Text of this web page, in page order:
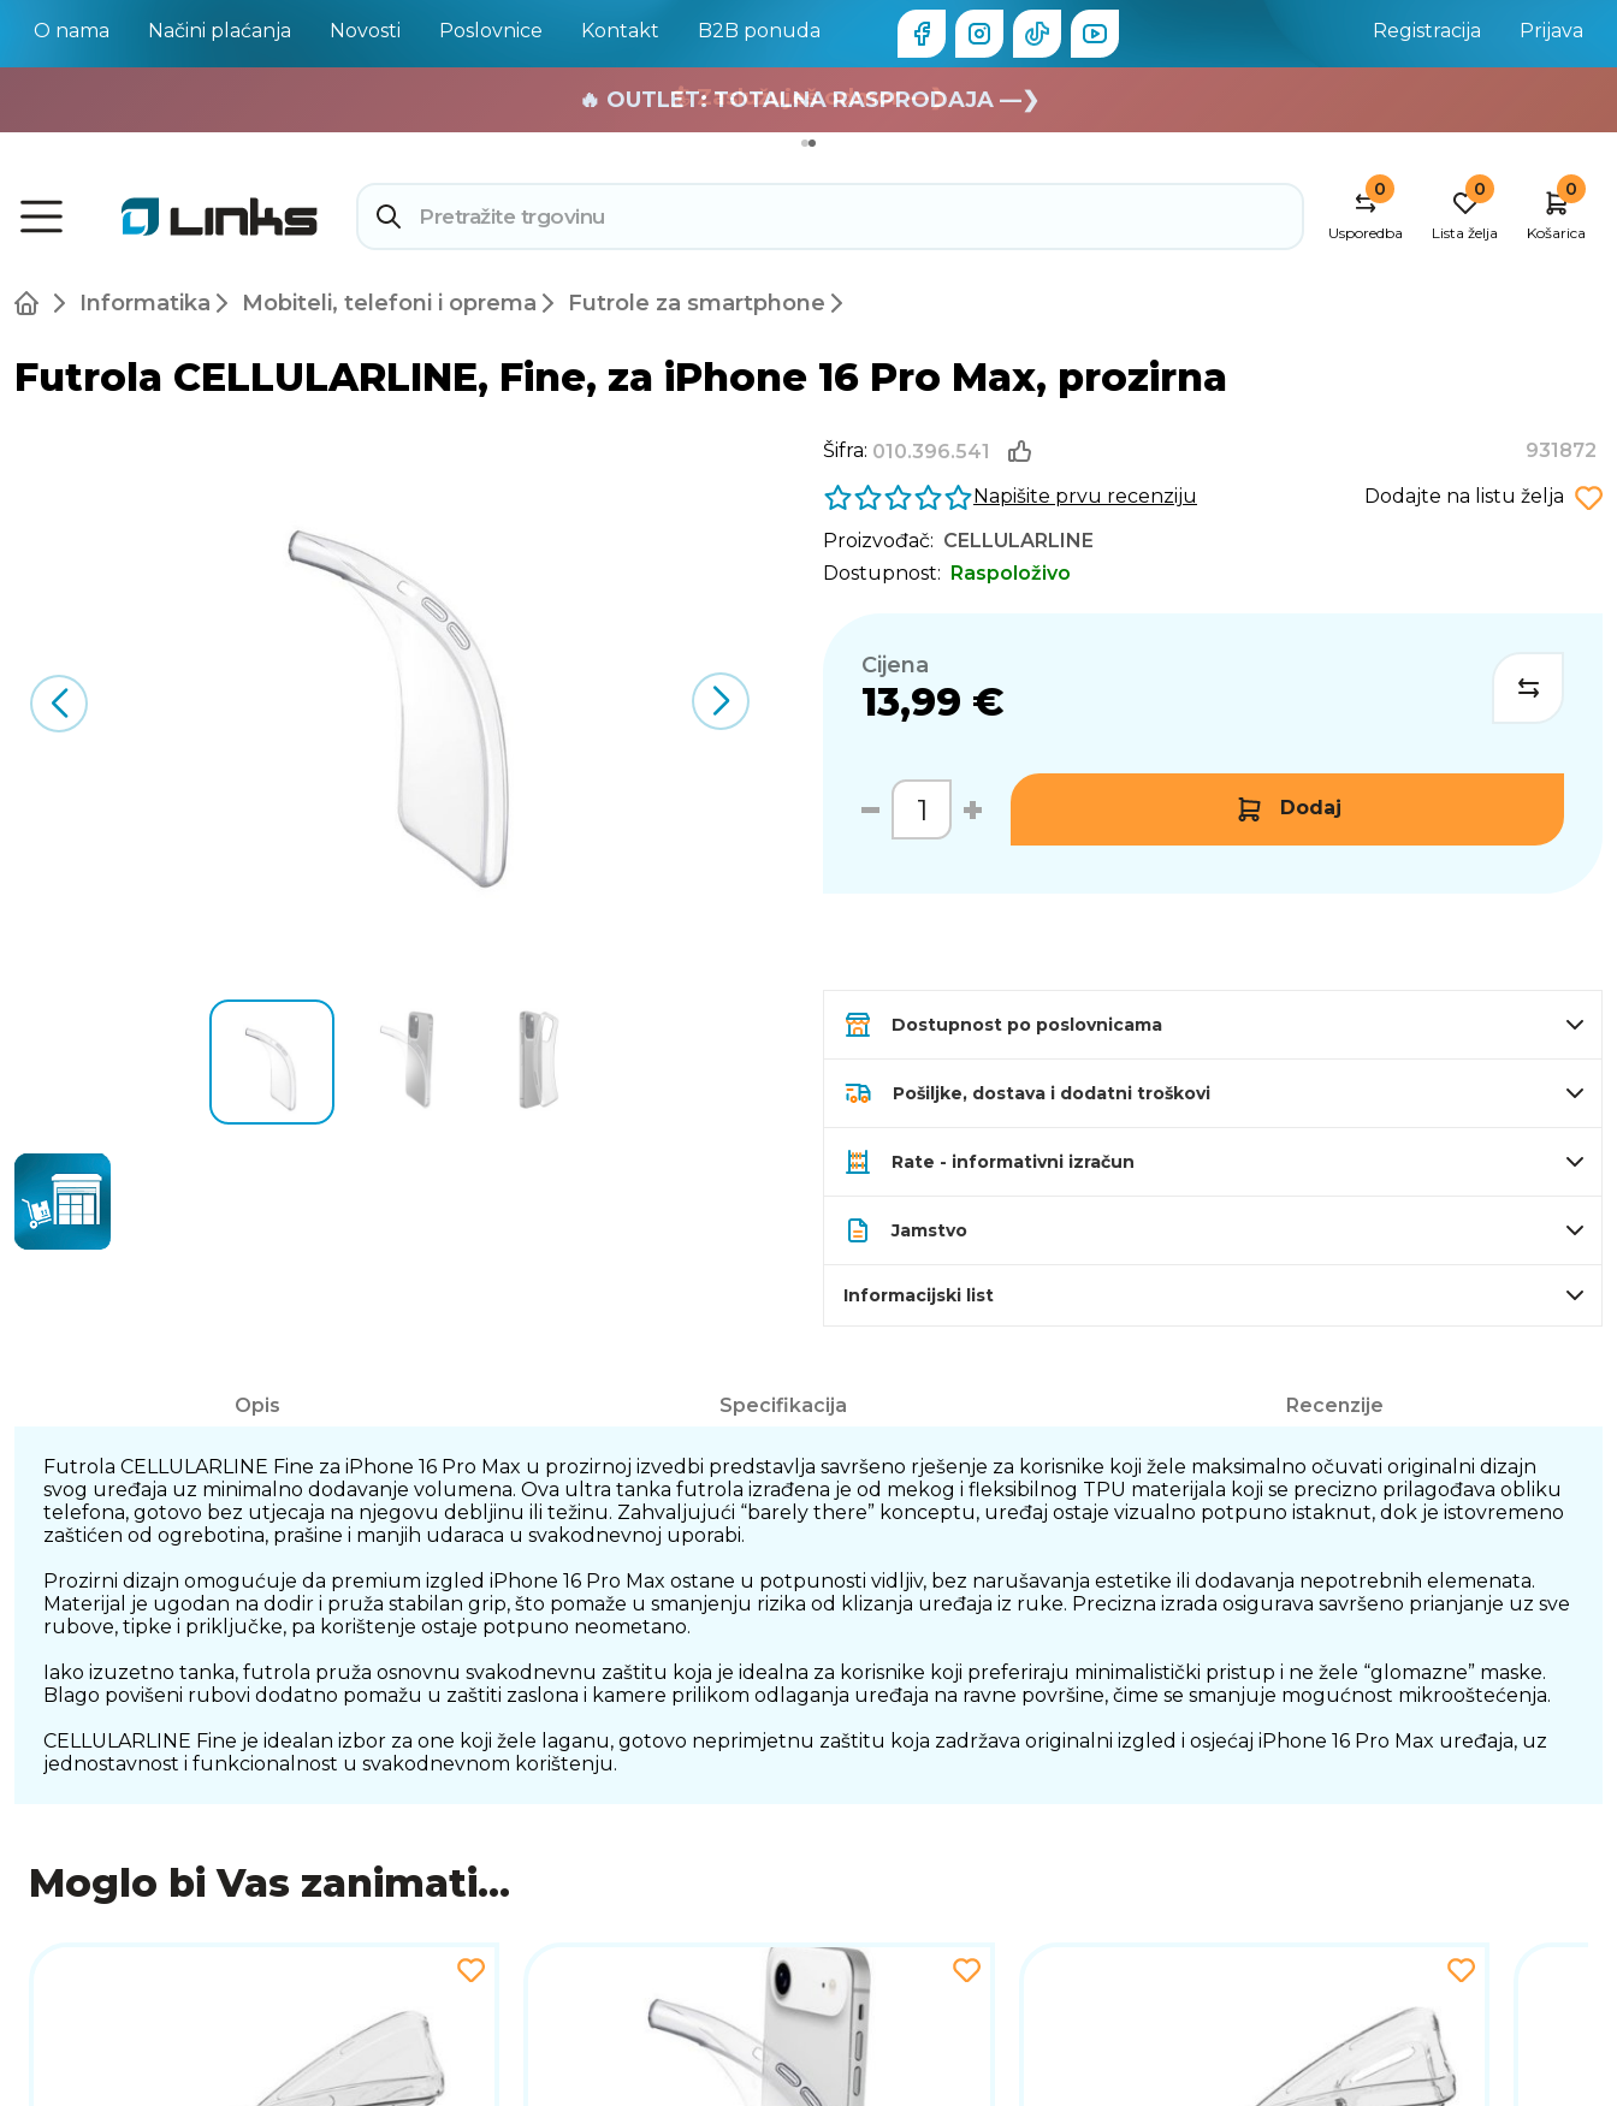
O nama Načini plaćanja Novosti Poslovnice Kontakt B2B ponuda Registracija Prijava
🏄 Zaslužuješ odmor —❯
🔥 OUTLET: TOTALNA RASPRODAJA —❯
0
Usporedba
0
Lista želja
0
Košarica
Informatika Mobiteli, telefoni i oprema Futrole za smartphone
Futrola CELLULARLINE, Fine, za iPhone 16 Pro Max, prozirna
Šifra: 010.396.541
931872
Napišite prvu recenziju
Dodajte na listu želja
Proizvođač: CELLULARLINE
Dostupnost: Raspoloživo
Cijena
13,99 €
Dodaj
Dostupnost po poslovnicama
Pošiljke, dostava i dodatni troškovi
Rate - informativni izračun
Jamstvo
Informacijski list
Opis Specifikacija Recenzije
Futrola CELLULARLINE Fine za iPhone 16 Pro Max u prozirnoj izvedbi predstavlja savršeno rješenje za korisnike koji žele maksimalno očuvati originalni dizajn
svog uređaja uz minimalno dodavanje volumena. Ova ultra tanka futrola izrađena je od mekog i fleksibilnog TPU materijala koji se precizno prilagođava obliku
telefona, gotovo bez utjecaja na njegovu debljinu ili težinu. Zahvaljujući “barely there” konceptu, uređaj ostaje vizualno potpuno istaknut, dok je istovremeno
zaštićen od ogrebotina, prašine i manjih udaraca u svakodnevnoj uporabi.
Prozirni dizajn omogućuje da premium izgled iPhone 16 Pro Max ostane u potpunosti vidljiv, bez narušavanja estetike ili dodavanja nepotrebnih elemenata.
Materijal je ugodan na dodir i pruža stabilan grip, što pomaže u smanjenju rizika od klizanja uređaja iz ruke. Precizna izrada osigurava savršeno prianjanje uz sve
rubove, tipke i priključke, pa korištenje ostaje potpuno neometano.
Iako izuzetno tanka, futrola pruža osnovnu svakodnevnu zaštitu koja je idealna za korisnike koji preferiraju minimalistički pristup i ne žele “glomazne” maske.
Blago povišeni rubovi dodatno pomažu u zaštiti zaslona i kamere prilikom odlaganja uređaja na ravne površine, čime se smanjuje mogućnost mikrooštećenja.
CELLULARLINE Fine je idealan izbor za one koji žele laganu, gotovo neprimjetnu zaštitu koja zadržava originalni izgled i osjećaj iPhone 16 Pro Max uređaja, uz
jednostavnost i funkcionalnost u svakodnevnom korištenju.
Moglo bi Vas zanimati...